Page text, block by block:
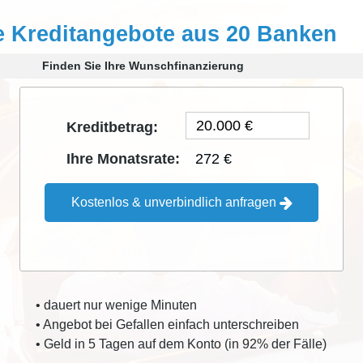
Kreditangebote aus 20 Banken
Finden Sie Ihre Wunschfinanzierung
Kreditbetrag:
Ihre Monatsrate:
272 €
Kostenlos & unverbindlich anfragen
• dauert nur wenige Minuten
• Angebot bei Gefallen einfach unterschreiben
• Geld in 5 Tagen auf dem Konto (in 92% der Fälle)